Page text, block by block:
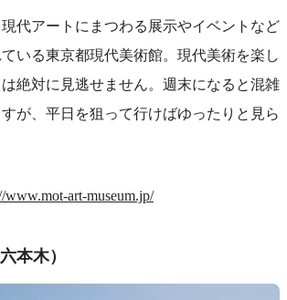
代アートにまつわる展示やイベントなど
いる東京都現代美術館。現代美術を楽し
絶対に見逃せません。週末になると混雑
が、平日を狙って行けばゆったりと見ら
www.mot-art-museum.jp/
本木）